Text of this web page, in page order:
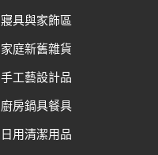
寢具與家飾區
家庭新舊雜貨
手工藝設計品
廚房鍋具餐具
日用清潔用品